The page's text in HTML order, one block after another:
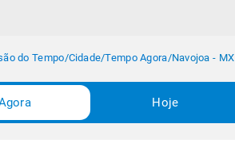
do Tempo/Cidade/Tempo Agora/Navojoa - MX
Hoje